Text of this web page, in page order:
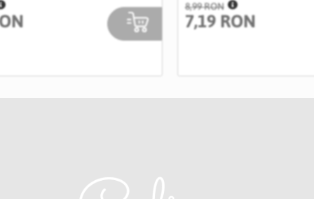
8,99 RON
7,19 RON
Wishlist